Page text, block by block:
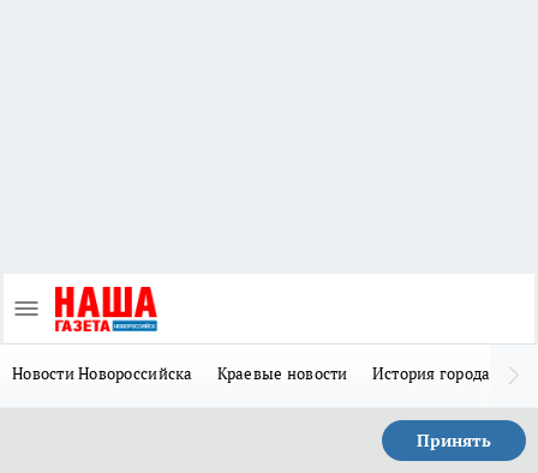
Новости Новороссийска Краевые новости История города Н
Принять